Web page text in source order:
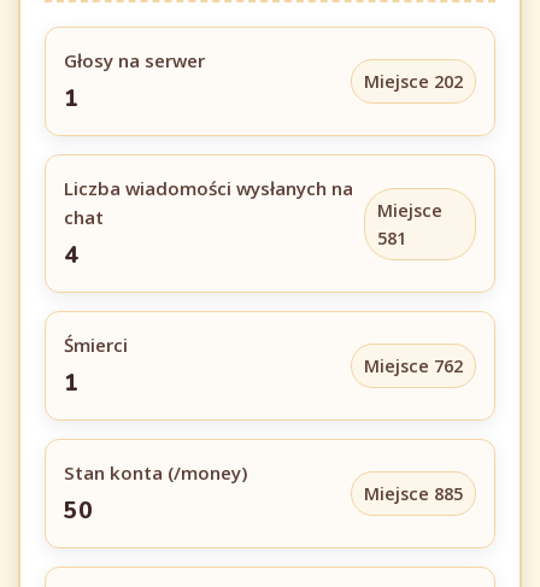
Głosy na serwer
1
Miejsce 202
Liczba wiadomości wysłanych na
chat
4
Miejsce
581
Śmierci
1
Miejsce 762
Stan konta (/money)
50
Miejsce 885